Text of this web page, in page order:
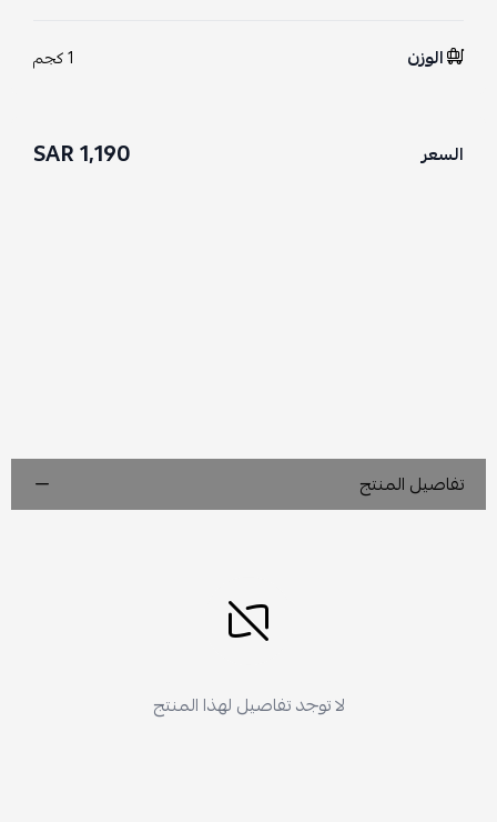
الوزن 1 كجم
السعر 1,190 SAR
تفاصيل المنتج
لا توجد تفاصيل لهذا المنتج